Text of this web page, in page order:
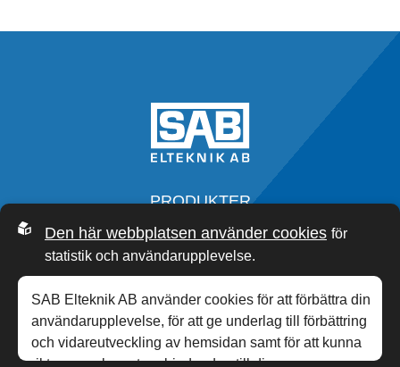
PRODUKTER
SERVICE
OM OSS
SAB ACADEMY
NYHETER
KONTAKT
Den här webbplatsen använder cookies för
statistik och användarupplevelse.
SAB Elteknik AB använder cookies för att förbättra din
användarupplevelse, för att ge underlag till förbättring
och vidareutveckling av hemsidan samt för att kunna
rikta mer relevanta erbjudanden till dig.